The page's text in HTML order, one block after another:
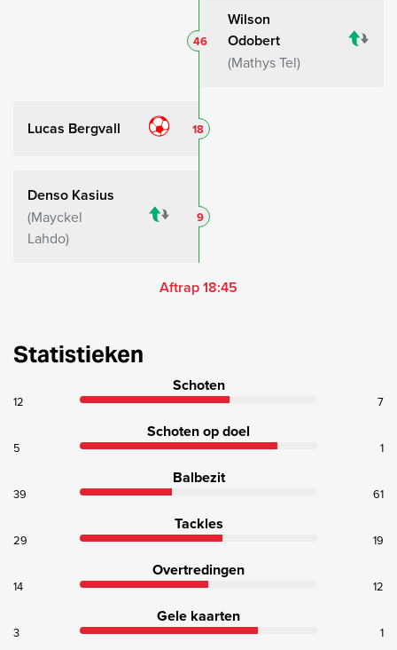
Wilson
Odobert
Mathys Tel
46
Lucas Bergvall 18
Denso Kasius
Mayckel
Lahdo
9
Aftrap 18:45
Statistieken
Schoten
12 7
Schoten op doel
5 1
Balbezit
39 61
Tackles
29 19
Overtredingen
14 12
Gele kaarten
3 1